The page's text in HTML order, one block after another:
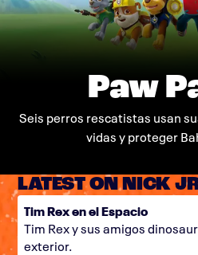
Paw
Seis perros rescatistas usan
vidas y proteger
LATEST ON NICK
Tim Rex en el Espacio
Tim Rex y sus amigos
exterior.